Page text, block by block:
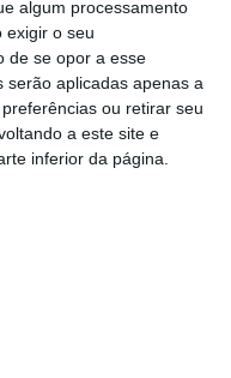
algum processamento
exigir o seu
de se opor a esse
serão aplicadas apenas a
ou retirar seu
a este site e
inferior da página.
para o
e terá no vinho o
na iniciativa da